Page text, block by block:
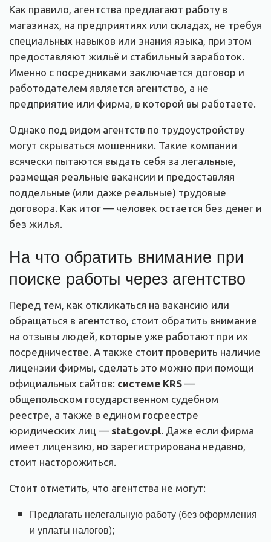
Как правило, агентства предлагают работу в
магазинах, на предприятиях или складах, не требуя
специальных навыков или знания языка, при этом
предоставляют жильё и стабильный заработок.
Именно с посредниками заключается договор и
работодателем является агентство, а не
предприятие или фирма, в которой вы работаете.
Однако под видом агентств по трудоустройству
могут скрываться мошенники. Такие компании
всячески пытаются выдать себя за легальные,
размещая реальные вакансии и предоставляя
поддельные (или даже реальные) трудовые
договора. Как итог — человек остается без денег и
без жилья.
На что обратить внимание при
поиске работы через агентство
Перед тем, как откликаться на вакансию или
обращаться в агентство, стоит обратить внимание
на отзывы людей, которые уже работают при их
посредничестве. А также стоит проверить наличие
лицензии фирмы, сделать это можно при помощи
официальных сайтов: системе KRS —
общепольском государственном судебном
реестре, а также в едином госреестре
юридических лиц — stat.gov.pl . Даже если фирма
имеет лицензию, но зарегистрирована недавно,
стоит насторожиться.
Стоит отметить, что агентства не могут:
Предлагать нелегальную работу (без оформления
и уплаты налогов);